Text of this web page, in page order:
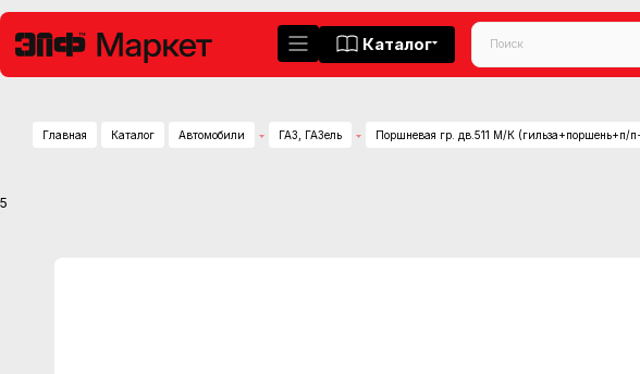
Каталог
Главная Каталог Автомобили ГАЗ, ГАЗель Поршневая гр. дв.511 М/К (гильза+поршень+п/
5